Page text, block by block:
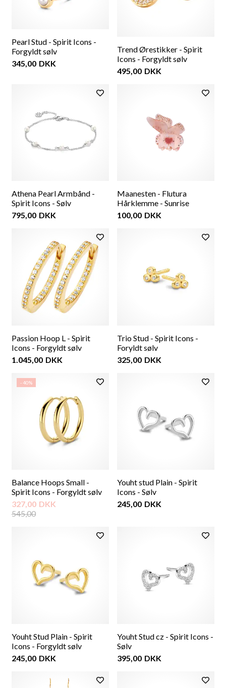
Pearl Stud - Spirit Icons -
Forgyldt sølv
345,00 DKK
Trend Ørestikker - Spirit
Icons - Forgyldt sølv
495,00 DKK
Athena Pearl Armbånd -
Spirit Icons - Sølv
795,00 DKK
Maanesten - Flutura
Hårklemme - Sunrise
100,00 DKK
Passion Hoop L - Spirit
Icons - Forgyldt sølv
1.045,00 DKK
Trio Stud - Spirit Icons -
Foryldt sølv
325,00 DKK
- 40%
Balance Hoops Small -
Spirit Icons - Forgyldt sølv
327,00 DKK
545,00
Youht stud Plain - Spirit
Icons - Sølv
245,00 DKK
Youht Stud Plain - Spirit
Icons - Forgyldt sølv
245,00 DKK
Youht Stud cz - Spirit Icons -
Sølv
395,00 DKK